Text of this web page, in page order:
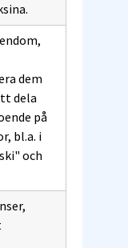
dem
dela
på
bl.a. i
och